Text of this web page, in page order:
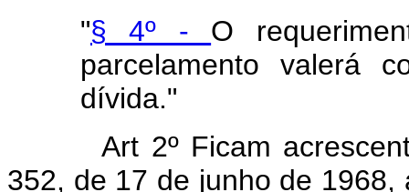
"§ 4º - O
parcelamento valerá
dívida."
Art 2º Ficam
352, de 17 de junho de 1968,